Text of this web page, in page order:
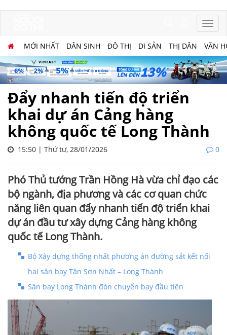
MỚI NHẤT DÂN SINH ĐÔ THỊ DI SẢN THỊ DÂN VĂN
Đẩy nhanh tiến độ triển
khai dự án Cảng hàng
không quốc tế Long Thành
15:50 | Thứ tư, 28/01/2026 0
Phó Thủ tướng Trần Hồng Hà vừa chỉ đạo các
bộ ngành, địa phương và các cơ quan chức
năng liên quan đẩy nhanh tiến độ triển khai
dự án đầu tư xây dựng Cảng hàng không
quốc tế Long Thành.
Bộ Xây dựng thống nhất phương án đường sắt kết nối
hai sân bay Tân Sơn Nhất – Long Thành
Sân bay Long Thành đón chuyến bay đầu tiên